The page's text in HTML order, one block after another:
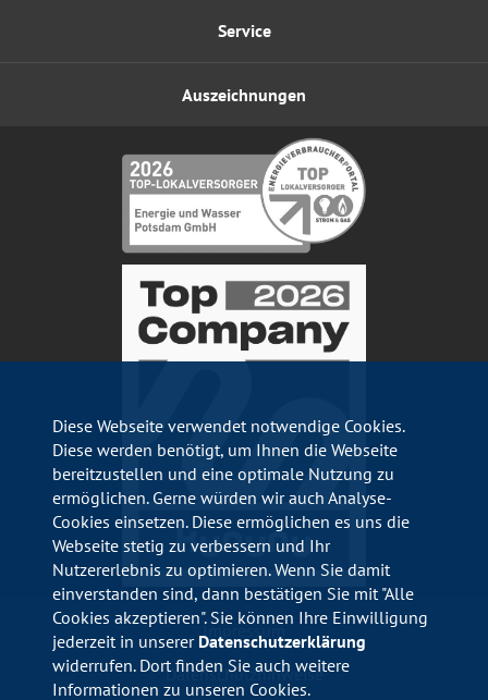
Service
Auszeichnungen
Impressum
Datenschutzhinweise
Diese Webseite verwendet notwendige Cookies.
Diese werden benötigt, um Ihnen die Webseite
bereitzustellen und eine optimale Nutzung zu
ermöglichen. Gerne würden wir auch Analyse-
Cookies einsetzen. Diese ermöglichen es uns die
Webseite stetig zu verbessern und Ihr
Nutzererlebnis zu optimieren. Wenn Sie damit
einverstanden sind, dann bestätigen Sie mit "Alle
Cookies akzeptieren". Sie können Ihre Einwilligung
jederzeit in unserer Datenschutzerklärung
widerrufen. Dort finden Sie auch weitere
Informationen zu unseren Cookies.